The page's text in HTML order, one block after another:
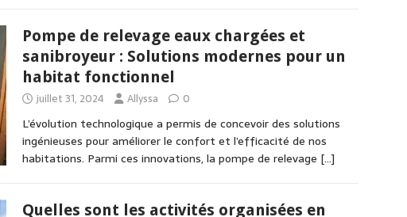
Pompe de relevage eaux chargées et
sanibroyeur : Solutions modernes pour un
habitat fonctionnel
juillet 31, 2024 Allyssa 0
L’évolution technologique a permis de concevoir des solutions
ingénieuses pour améliorer le confort et l’efficacité de nos
habitations. Parmi ces innovations, la pompe de relevage […]
Quelles sont les activités organisées en